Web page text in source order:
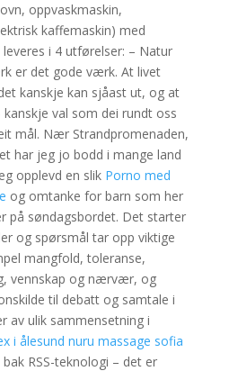
oppvaskmaskin,
kaffemaskin) med
i 4 utførelser: – Natur
er det gode værk. At livet
kanskje kan sjåast ut, og at
val som dei rundt oss
mål. Nær Strandpromenaden,
har jeg jo bodd i mange land
opplevd en slik Porno med
og omtanke for barn som her
på søndagsbordet. Det starter
og spørsmål tar opp viktige
mangfold, toleranse,
vennskap og nærvær, og
til debatt og samtale i
av ulik sammensetning i
i ålesund nuru massage sofia
RSS-teknologi – det er